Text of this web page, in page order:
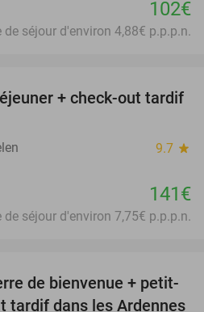
102€
de séjour d'environ 4,88€ p.p.p.n.
+ check-out tardif
9.7 star
141€
de séjour d'environ 7,75€ p.p.p.n.
de bienvenue + petit-
tardif dans les Ardennes